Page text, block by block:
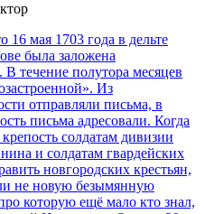
16 мая 1703 года в дельте
была заложена
В течение полутора месяцев
Из
отправляли письма, в
письма адресовали. Когда
солдатам дивизии
и солдатам гвардейских
новгородских крестьян,
не новую безымянную
которую ещё мало кто знал,